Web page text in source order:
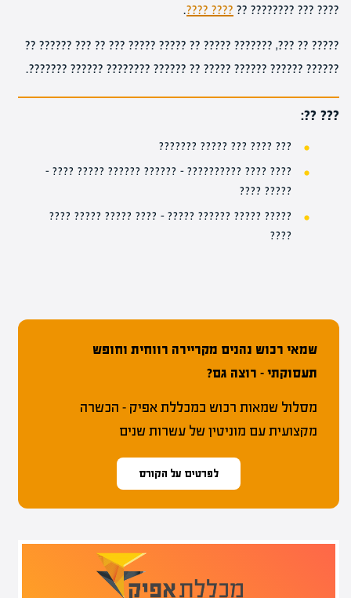
???? ??? ???????? ??
???? ????
.
????? ?? ???, ??????? ????? ?? ????? ????? ??? ?? ??? ?????? ??
?????? ?????? ?????? ????? ?? ?????? ???????? ?????? ???????.
??? ??:
??? ???? ??? ????? ???????
???? ???? ?????????? – ?????? ?????? ????? ???? –
????? ????
????? ????? ?????? ????? – ???? ????? ????? ????
????
שמאי רכוש נהנים מקריירה רווחית וחופש
תעסוקתי – רוצה גם?
מסלול שמאות רכוש במכללת אפיק – הכשרה
מקצועית עם מוניטין של עשרות שנים
לפרטים על הקורס